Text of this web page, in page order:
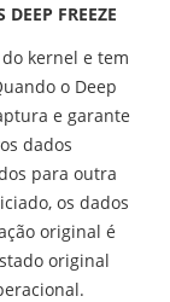
FREEZE
kernel e tem
o Deep
e garante
dados
para outra
os dados
original é
original